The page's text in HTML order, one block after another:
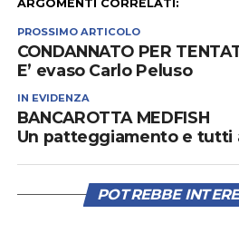
ARGOMENTI CORRELATI:
PROSSIMO ARTICOLO
CONDANNATO PER
E’ evaso Carlo Peluso
IN EVIDENZA
BANCAROTTA MEDFISH
Un patteggiamento e tutti
POTREBBE